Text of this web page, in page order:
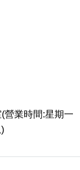
營業時間:星期一